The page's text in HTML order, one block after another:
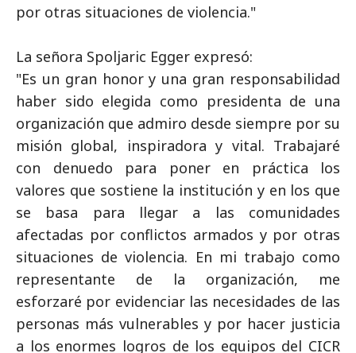
por otras situaciones de violencia."
La señora Spoljaric Egger expresó:
"Es un gran honor y una gran responsabilidad
haber sido elegida como presidenta de una
organización que admiro desde siempre por su
misión global, inspiradora y vital. Trabajaré
con denuedo para poner en práctica los
valores que sostiene la institución y en los que
se basa para llegar a las comunidades
afectadas por conflictos armados y por otras
situaciones de violencia. En mi trabajo como
representante de la organización, me
esforzaré por evidenciar las necesidades de las
personas más vulnerables y por hacer justicia
a los enormes logros de los equipos del CICR